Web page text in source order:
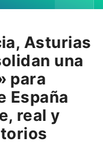
Asturias
una
para
España
real y